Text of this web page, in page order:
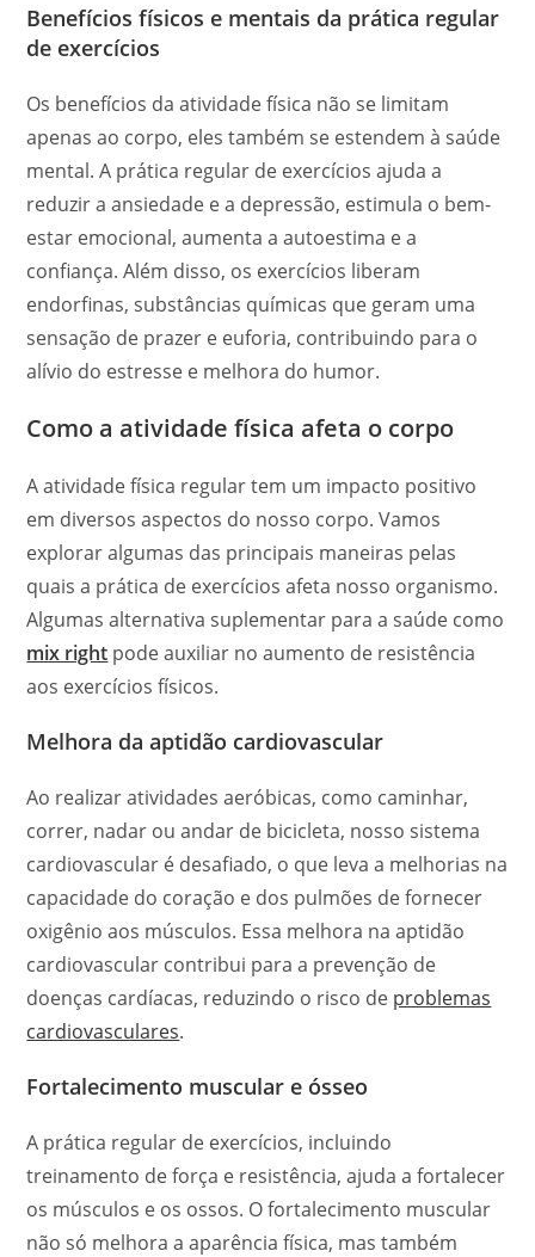
Benefícios físicos e mentais da prática regular
de exercícios
Os benefícios da atividade física não se limitam
apenas ao corpo, eles também se estendem à saúde
mental. A prática regular de exercícios ajuda a
reduzir a ansiedade e a depressão, estimula o bem-
estar emocional, aumenta a autoestima e a
confiança. Além disso, os exercícios liberam
endorfinas, substâncias químicas que geram uma
sensação de prazer e euforia, contribuindo para o
alívio do estresse e melhora do humor.
Como a atividade física afeta o corpo
A atividade física regular tem um impacto positivo
em diversos aspectos do nosso corpo. Vamos
explorar algumas das principais maneiras pelas
quais a prática de exercícios afeta nosso organismo.
Algumas alternativa suplementar para a saúde como
mix right pode auxiliar no aumento de resistência
aos exercícios físicos.
Melhora da aptidão cardiovascular
Ao realizar atividades aeróbicas, como caminhar,
correr, nadar ou andar de bicicleta, nosso sistema
cardiovascular é desafiado, o que leva a melhorias na
capacidade do coração e dos pulmões de fornecer
oxigênio aos músculos. Essa melhora na aptidão
cardiovascular contribui para a prevenção de
doenças cardíacas, reduzindo o risco de problemas
cardiovasculares.
Fortalecimento muscular e ósseo
A prática regular de exercícios, incluindo
treinamento de força e resistência, ajuda a fortalecer
os músculos e os ossos. O fortalecimento muscular
não só melhora a aparência física, mas também